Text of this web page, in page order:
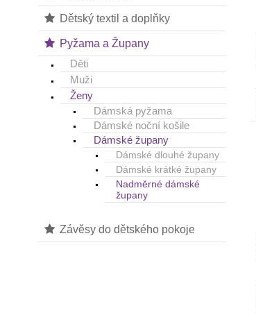
Dětský textil a doplňky
Pyžama a Župany
Děti
Muži
Ženy
Dámská pyžama
Dámské noční košile
Dámské župany
Dámské dlouhé župany
Dámské krátké župany
Nadměrné dámské
župany
Závěsy do dětského pokoje